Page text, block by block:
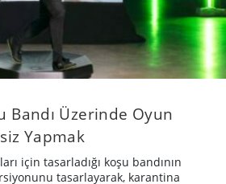
Bandı Üzerinde Oyun
Yapmak
için tasarladığı koşu bandının
tasarlayarak, karantina